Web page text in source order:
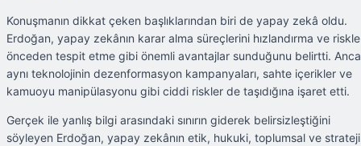
Konuşmanın dikkat çeken başlıklarından biri de yapay zekâ oldu.
Erdoğan, yapay zekânın karar alma süreçlerini hızlandırma ve
önceden tespit etme gibi önemli avantajlar sunduğunu belirtti.
aynı teknolojinin dezenformasyon kampanyaları, sahte içerikler ve
kamuoyu manipülasyonu gibi ciddi riskler de taşıdığına işaret etti.
Gerçek ile yanlış bilgi arasındaki sınırın giderek belirsizleştiğini
söyleyen Erdoğan, yapay zekânın etik, hukuki, toplumsal ve